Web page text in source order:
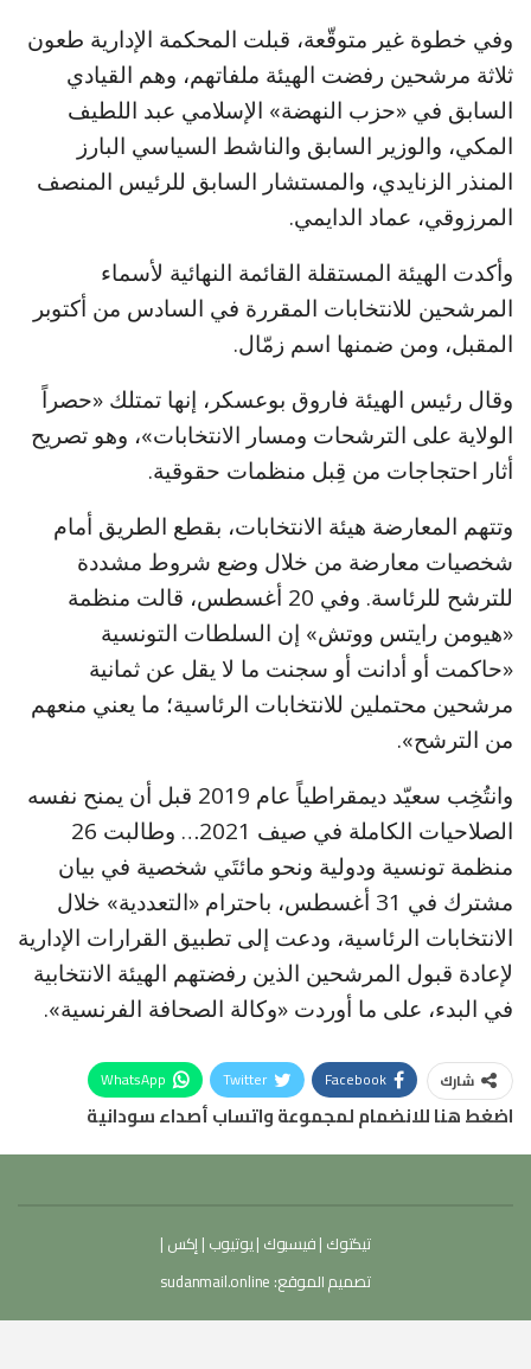
وفي خطوة غير متوقّعة، قبلت المحكمة الإدارية طعون
ثلاثة مرشحين رفضت الهيئة ملفاتهم، وهم القيادي
السابق في «حزب النهضة» الإسلامي عبد اللطيف
المكي، والوزير السابق والناشط السياسي البارز
المنذر الزنايدي، والمستشار السابق للرئيس المنصف
المرزوقي، عماد الدايمي.
وأكدت الهيئة المستقلة القائمة النهائية لأسماء
المرشحين للانتخابات المقررة في السادس من أكتوبر
المقبل، ومن ضمنها اسم زمّال.
وقال رئيس الهيئة فاروق بوعسكر، إنها تمتلك «حصراً
الولاية على الترشحات ومسار الانتخابات»، وهو تصريح
أثار احتجاجات من قِبل منظمات حقوقية.
وتتهم المعارضة هيئة الانتخابات، بقطع الطريق أمام
شخصيات معارضة من خلال وضع شروط مشددة
للترشح للرئاسة. وفي 20 أغسطس، قالت منظمة
«هيومن رايتس ووتش» إن السلطات التونسية
«حاكمت أو أدانت أو سجنت ما لا يقل عن ثمانية
مرشحين محتملين للانتخابات الرئاسية؛ ما يعني منعهم
من الترشح».
وانتُخِب سعيّد ديمقراطياً عام 2019 قبل أن يمنح نفسه
الصلاحيات الكاملة في صيف 2021… وطالبت 26
منظمة تونسية ودولية ونحو مائتَي شخصية في بيان
مشترك في 31 أغسطس، باحترام «التعددية» خلال
الانتخابات الرئاسية، ودعت إلى تطبيق القرارات الإدارية
لإعادة قبول المرشحين الذين رفضتهم الهيئة الانتخابية
في البدء، على ما أوردت «وكالة الصحافة الفرنسية».
شارك Facebook
Twitter
WhatsApp
اضغط هنا للانضمام لمجموعة واتساب أصداء سودانية
تيكتوك |فيسبوك |يوتيوب | إكس |
تصميم الموقع: sudanmail.online